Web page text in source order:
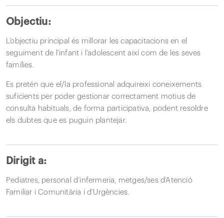
Objectiu:
L’objectiu principal és millorar les capacitacions en el
seguiment de l’infant i l’adolescent així com de les seves
famílies.
Es pretén que el/la professional adquireixi coneixements
suficients per poder gestionar correctament motius de
consulta habituals, de forma participativa, podent resoldre
els dubtes que es puguin plantejar.
Dirigit a:
Pediatres, personal d’infermeria, metges/ses d’Atenció
Familiar i Comunitària i d’Urgències.